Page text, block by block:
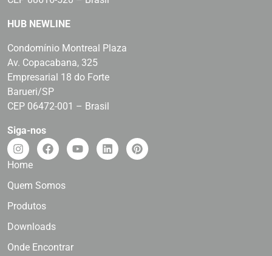
HUB NEWLINE
Condomínio Montreal Plaza
Av. Copacabana, 325
Empresarial 18 do Forte
Barueri/SP
CEP 06472-001 – Brasil
Siga-nos
Home
Quem Somos
Produtos
Downloads
Onde Encontrar